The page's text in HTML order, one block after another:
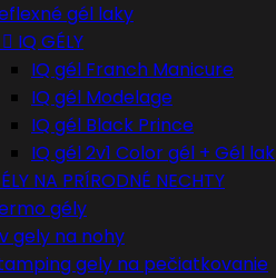
gél laky
 IQ GÉLY
IQ gél Franch Manicure
IQ gél Modelage
IQ gél Black Prince
IQ gél 2v1 Color gél + Gél lak
NA PRÍRODNÉ NECHTY
gély
gely na nohy
gely na pečiatkovanie